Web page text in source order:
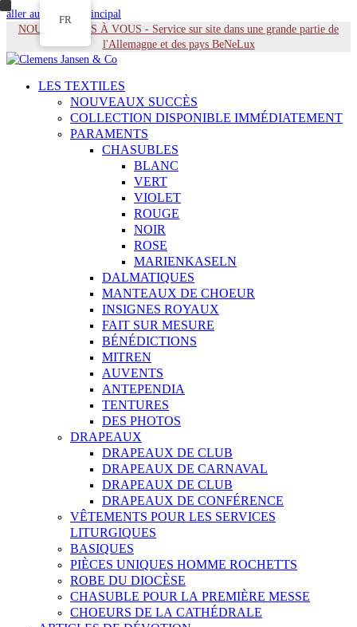
aller au contenu principal
NOUS VENONS À VOUS - Service sur site dans une grande partie de
l'Allemagne et des pays BeNeLux
LES TEXTILES
NOUVEAUX SUCCÈS
COLLECTION DISPONIBLE IMMÉDIATEMENT
PARAMENTS
CHASUBLES
BLANC
VERT
VIOLET
ROUGE
NOIR
ROSE
MARIENKASELN
DALMATIQUES
MANTEAUX DE CHOEUR
INSIGNES ROYAUX
FAIT SUR MESURE
BÉNÉDICTIONS
MITREN
AUVENTS
ANTEPENDIA
TENTURES
DES PHOTOS
DRAPEAUX
DRAPEAUX DE CLUB
DRAPEAUX DE CARNAVAL
DRAPEAUX DE CLUB
DRAPEAUX DE CONFÉRENCE
VÊTEMENTS POUR LES SERVICES
LITURGIQUES
BASIQUES
PIÈCES UNIQUES HOMME ROCHETTS
ROBE DU DIOCÈSE
CHASUBLE POUR LA PREMIÈRE MESSE
CHOEURS DE LA CATHÉDRALE
FR